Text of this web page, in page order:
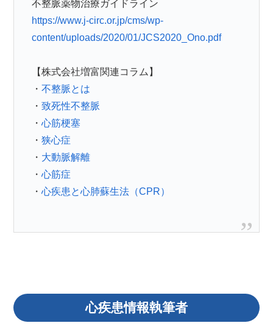
不整脈薬物治療ガイドライン
https://www.j-circ.or.jp/cms/wp-
content/uploads/2020/01/JCS2020_Ono.pdf
【株式会社増富関連コラム】
・不整脈とは
・致死性不整脈
・心筋梗塞
・狭心症
・ 大動脈解離
・心筋症
・心疾患と心肺蘇生法（CPR）
心疾患情報執筆者